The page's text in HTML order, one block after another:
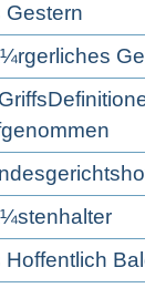
Gestern
Hoffentlich